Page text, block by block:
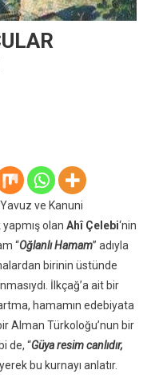
ve Kanuni
olan Ahî Çelebi‘nin
“Oğlanlı Hamam” adıyla
birinin üstünde
İlkçağ’a ait bir
hamamın edebiyata
Alman Türkoloğu’nun bir
de, “Güya resim canlıdır,
bu kurnayı anlatır.